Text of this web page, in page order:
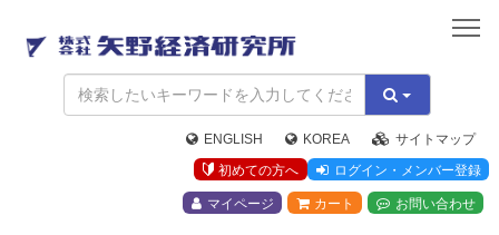
矢
野
経
済
研
究
所
ENGLISH KOREA
サイトマップ
初めての方へ
ログイン・メンバー登録
マイページ カート お問い合わせ